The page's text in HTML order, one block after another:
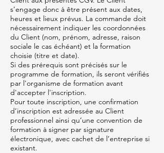
s’engage donc à être présent aux dates,
heures et lieux prévus. La commande doit
nécessairement indiquer les coordonnées
du Client (nom, prénom, adresse, raison
sociale le cas échéant) et la formation
choisie (titre et date).
Si des prérequis sont précisés sur le
programme de formation, ils seront vérifiés
par l'organisme de formation avant
d'accepter l'inscription.
Pour toute inscription, une confirmation
d’inscription est adressée au Client
professionnel ainsi qu’une convention de
formation à signer par signature
électronique, avec cachet de l’entreprise si
existant.